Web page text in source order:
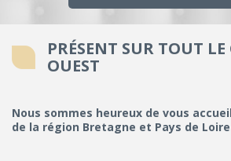
PRÉSENT SUR TOUT
OUEST
Nous sommes heureux de vous
de la région Bretagne et Pays de